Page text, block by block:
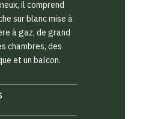
il comprend
sur blanc mise à
à gaz, de grand
chambres, des
et un balcon.